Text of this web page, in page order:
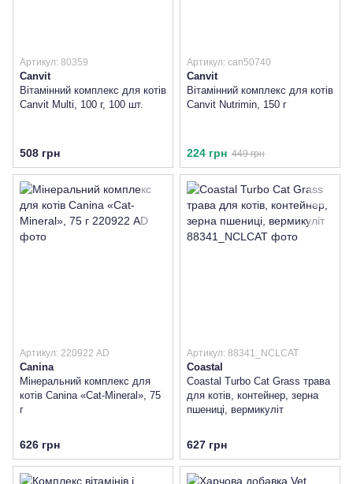
Артикул: 80359
Canvit
Вітамінний комплекс для котів
Canvit Multi, 100 г, 100 шт.
508 грн
Артикул: can50740
Canvit
Вітамінний комплекс для котів
Canvit Nutrimin, 150 г
224 грн 449 грн
Артикул: 220922 AD
Canina
Мінеральний комплекс для
котів Canina «Cat-Mineral», 75
г
626 грн
Артикул: 88341_NCLCAT
Coastal
Coastal Turbo Cat Grass трава
для котів, контейнер, зерна
пшениці, вермикуліт
627 грн